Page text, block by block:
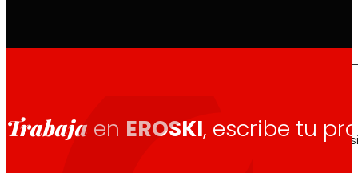
Todo nuestro ADN: un viaje por la misión, la
Trabaja en EROSKI, escribe tu